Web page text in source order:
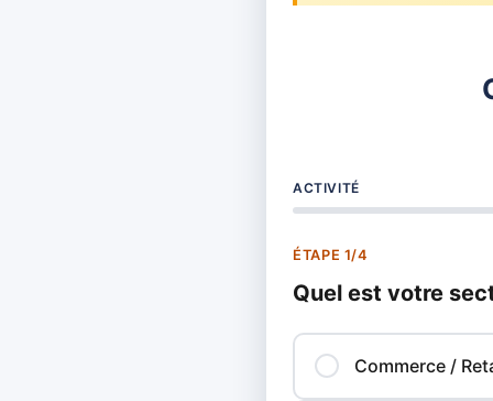
ACTIVITÉ
ÉTAPE 1/4
Quel est votre
Commerce /